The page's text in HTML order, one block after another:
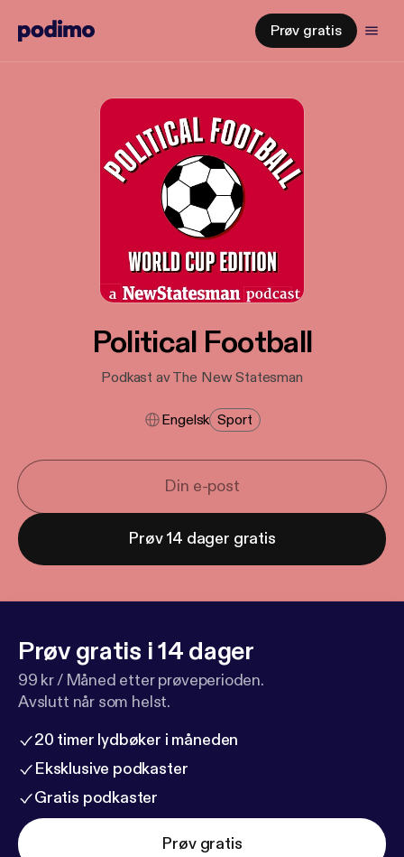
Prøv gratis
Political Football
Podkast av The New Statesman
Engelsk Sport
Prøv 14 dager gratis
Prøv gratis i 14 dager
99 kr / Måned etter prøveperioden.
Avslutt når som helst.
20 timer lydbøker i måneden
Eksklusive podkaster
Gratis podkaster
Prøv gratis